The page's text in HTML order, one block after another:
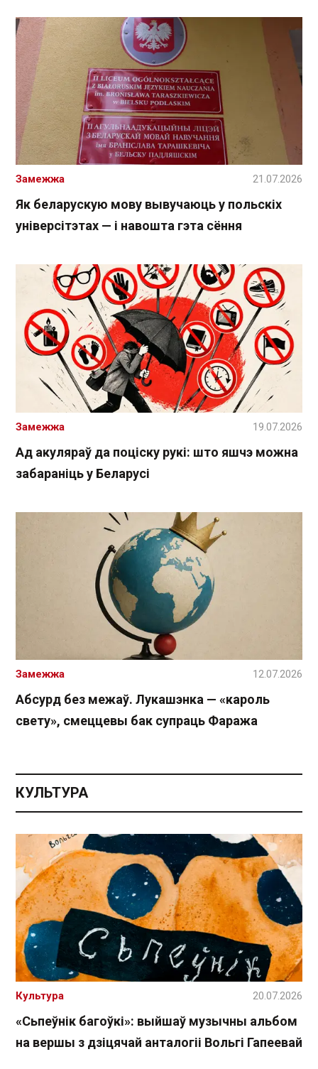
Як беларускую мову вывучаюць у польскіх
універсітэтах — і навошта гэта сёння
Замежжа 21.07.2026
Ад акуляраў да поціску рукі: што яшчэ можна
забараніць у Беларусі
Замежжа 19.07.2026
Абсурд без межаў. Лукашэнка — «кароль
свету», смеццевы бак супраць Фаража
Замежжа 12.07.2026
КУЛЬТУРА
«Сьпеўнік багоўкі»: выйшаў музычны альбом
на вершы з дзіцячай анталогіі Вольгі Гапеевай
Культура 20.07.2026